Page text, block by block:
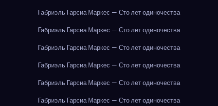
Габриэль Гарсиа Маркес — Сто лет одиночества
Габриэль Гарсиа Маркес — Сто лет одиночества
Габриэль Гарсиа Маркес — Сто лет одиночества
Габриэль Гарсиа Маркес — Сто лет одиночества
Габриэль Гарсиа Маркес — Сто лет одиночества
Габриэль Гарсиа Маркес — Сто лет одиночества